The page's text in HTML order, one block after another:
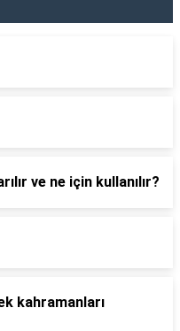
ve ne için kullanılır?
kahramanları